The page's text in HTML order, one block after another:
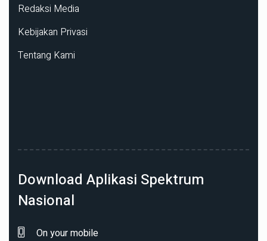
Redaksi Media
Kebijakan Privasi
Tentang Kami
Download Aplikasi Spektrum
Nasional
On your mobile